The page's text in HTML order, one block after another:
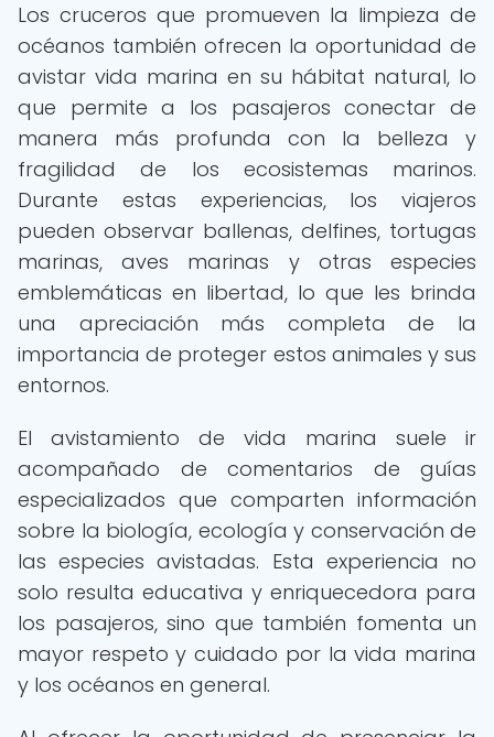
Los cruceros que promueven la limpieza de
océanos también ofrecen la oportunidad de
avistar vida marina en su hábitat natural, lo
que permite a los pasajeros conectar de
manera más profunda con la belleza y
fragilidad de los ecosistemas marinos.
Durante estas experiencias, los viajeros
pueden observar ballenas, delfines, tortugas
marinas, aves marinas y otras especies
emblemáticas en libertad, lo que les brinda
una apreciación más completa de la
importancia de proteger estos animales y sus
entornos.
El avistamiento de vida marina suele ir
acompañado de comentarios de guías
especializados que comparten información
sobre la biología, ecología y conservación de
las especies avistadas. Esta experiencia no
solo resulta educativa y enriquecedora para
los pasajeros, sino que también fomenta un
mayor respeto y cuidado por la vida marina
y los océanos en general.